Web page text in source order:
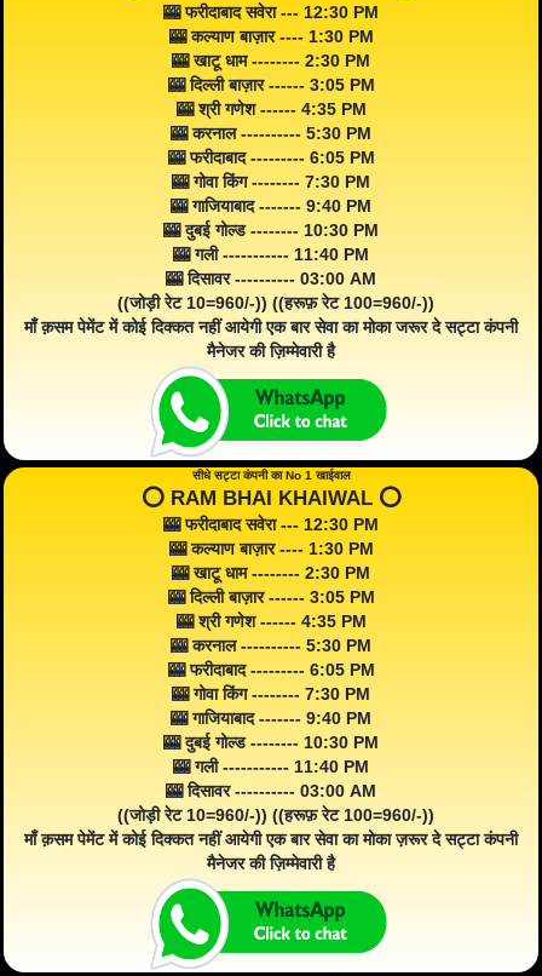
🎰 फरीदाबाद सवेरा --- 12:30 PM
🎰 कल्याण बाज़ार ---- 1:30 PM
🎰 खाटू धाम -------- 2:30 PM
🎰 दिल्ली बाज़ार ------ 3:05 PM
🎰 श्री गणेश ------ 4:35 PM
🎰 करनाल ---------- 5:30 PM
🎰 फरीदाबाद --------- 6:05 PM
🎰 गोवा किंग -------- 7:30 PM
🎰 गाजियाबाद ------- 9:40 PM
🎰 दुबई गोल्ड -------- 10:30 PM
🎰 गली ----------- 11:40 PM
🎰 दिसावर ---------- 03:00 AM
((जोड़ी रेट 10=960/-)) ((हरूफ़ रेट 100=960/-))
माँ क़सम पेमेंट में कोई दिक्कत नहीं आयेगी एक बार सेवा का मोका जरूर दे सट्टा कंपनी
मैनेजर की ज़िम्मेवारी है
सीधे सट्टा कंपनी का No 1 खाईवाल
⭕️ RAM BHAI KHAIWAL ⭕️
🎰 फरीदाबाद सवेरा --- 12:30 PM
🎰 कल्याण बाज़ार ---- 1:30 PM
🎰 खाटू धाम -------- 2:30 PM
🎰 दिल्ली बाज़ार ------ 3:05 PM
🎰 श्री गणेश ------ 4:35 PM
🎰 करनाल ---------- 5:30 PM
🎰 फरीदाबाद --------- 6:05 PM
🎰 गोवा किंग -------- 7:30 PM
🎰 गाजियाबाद ------- 9:40 PM
🎰 दुबई गोल्ड -------- 10:30 PM
🎰 गली ----------- 11:40 PM
🎰 दिसावर ---------- 03:00 AM
((जोड़ी रेट 10=960/-)) ((हरूफ़ रेट 100=960/-))
माँ क़सम पेमेंट में कोई दिक्कत नहीं आयेगी एक बार सेवा का मोका ज़रूर दे सट्टा कंपनी
मैनेजर की ज़िम्मेवारी है